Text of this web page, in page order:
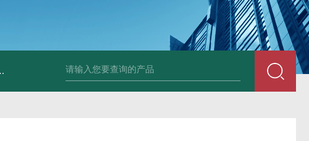
中深浅层地源热泵空调系统运行故障诊断修复 冷暖双